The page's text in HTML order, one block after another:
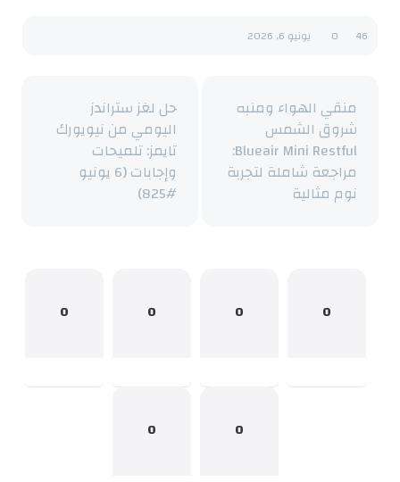
46
0 يونيو 6, 2026
حل لغز ستراندز
اليومي من نيويورك
تايمز: تلميحات
وإجابات (6 يونيو
#825)
منقي الهواء ومنبه
شروق الشمس
Blueair Mini Restful:
مراجعة شاملة لتجربة
نوم مثالية
0
0
0
0
0
0